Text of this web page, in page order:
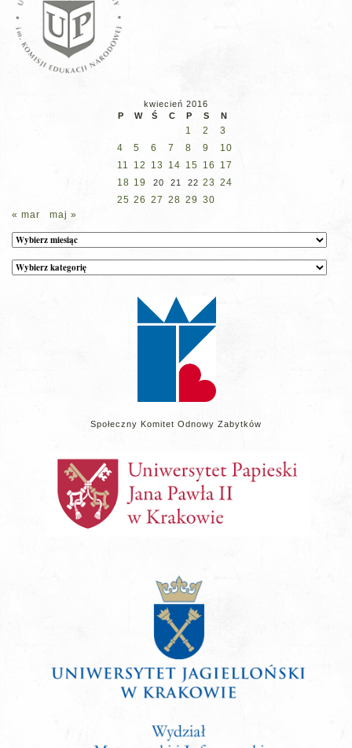
kwiecień 2016
P
W Ś C P S N
1 2
3
4
5 6 7 8 9
10
11
12 13 14 15 16
17
18 19 20 21 22 23 24
25 26 27 28 29 30
« mar
maj »
Archiwum
Kategorie
wpisów
Społeczny Komitet Odnowy Zabytków